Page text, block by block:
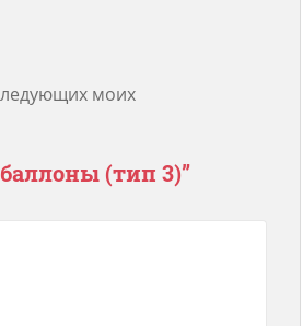
моих
(тип 3)”